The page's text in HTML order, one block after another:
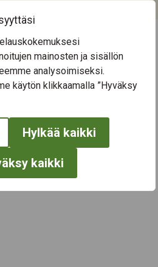
mainosten ja sisällön
analysoimiseksi.
käytön klikkaamalla ”Hyväksy
Hylkää kaikki
kaikki
tapahtumat